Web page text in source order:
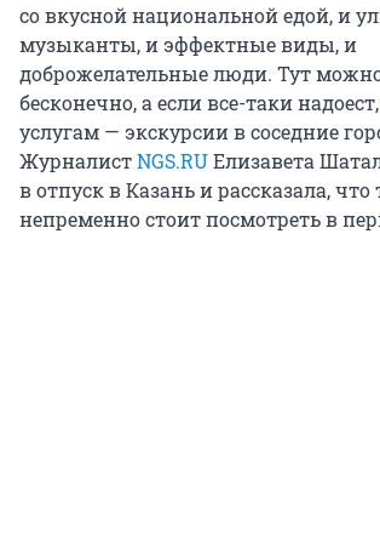
со вкусной национальной едой, и
музыканты, и эффектные виды, и
доброжелательные люди. Тут
бесконечно, а если все-таки
услугам — экскурсии в соседние
ЖурналистNGS.RUЕлизавета
в отпуск в Казань и рассказала, что
непременно стоит посмотреть в